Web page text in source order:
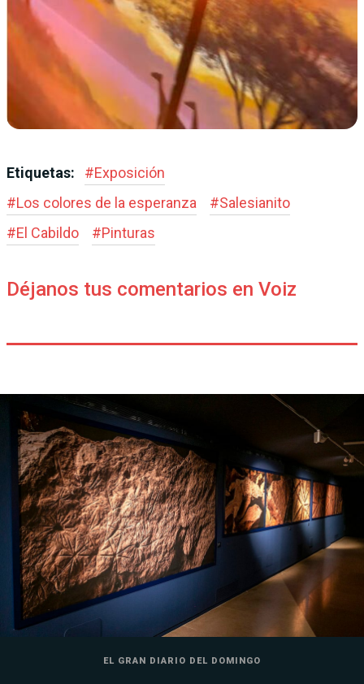
Etiquetas: #Exposición
#Los colores de la esperanza #Salesianito
#El Cabildo #Pinturas
Déjanos tus comentarios en Voiz
EL GRAN DIARIO DEL DOMINGO